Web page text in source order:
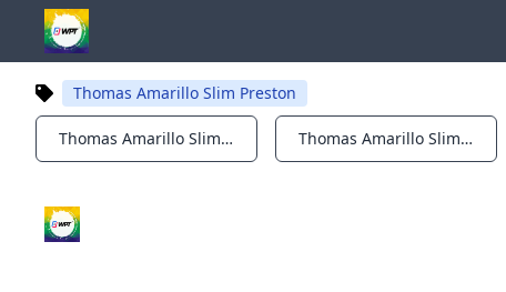
Thomas Amarillo Slim Preston
Notifications Thomas Amarillo Slim Preston Notifications Thomas Amarillo Slim Preston